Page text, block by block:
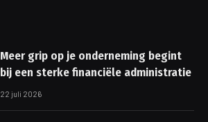
Meer grip op je onderneming begint
bij een sterke financiële administratie
22 juli 2026